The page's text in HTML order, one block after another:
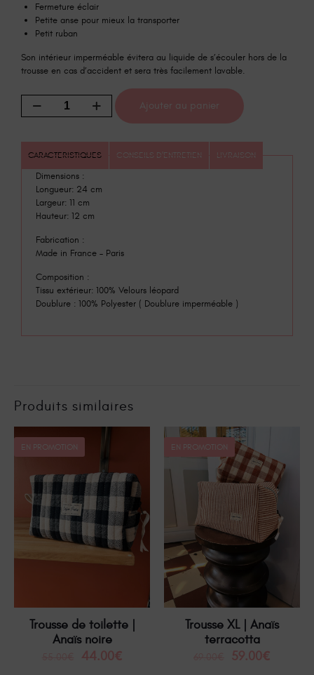
Fermeture éclair
Petite anse pour mieux la transporter
Petit ruban
Son intérieur imperméable évitera au liquide de s’écouler hors de la
trousse en cas d’accident et sera très facilement lavable.
Ajouter au panier
CARACTERISTIQUES CONSEILS D'ENTRETIEN LIVRAISON
Dimensions :
Longueur: 24 cm
Largeur: 11 cm
Hauteur: 12 cm
Fabrication :
Made in France – Paris
Composition :
Tissu extérieur: 100% Velours léopard
Doublure : 100% Polyester ( Doublure imperméable )
Produits similaires
EN PROMOTION
Trousse de toilette |
Anaïs noire
44.00€
EN PROMOTION
Trousse XL | Anaïs
terracotta
59.00€